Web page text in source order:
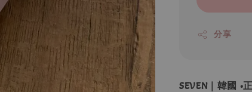
分享
SEVEN｜韓國